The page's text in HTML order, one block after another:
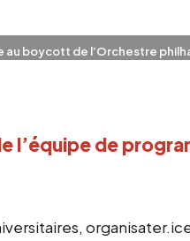
au boycott de l’Orchestre
l’équipe de